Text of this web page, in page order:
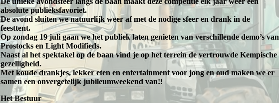
absolute publieksfavoriet.
De avond sluiten we natuurlijk weer af met de nodige sfeer en drank in de
feesttent.
Op zondag 19 juli gaan we het publiek laten genieten van verschillende demo’s van
Prostocks en Light Modifieds.
Naast al het spektakel op de baan vind je op het terrein de vertrouwde Kempische
gezelligheid.
Met koude drankjes, lekker eten en entertainment voor jong en oud maken we er
samen een onvergetelijk jubileumweekend van!!
Het Bestuur